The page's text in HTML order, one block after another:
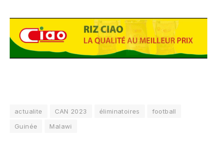
actualite CAN 2023 éliminatoires
football
Guinée
Malawi